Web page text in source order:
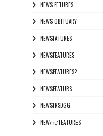
NEWS FETURES
NEWS OBITUARY
NEWSFATURES
NEWSFEATURES
NEWSFEATURES?
NEWSFEATURS
NEWSFRSDGG
NEWസ് FEATURES